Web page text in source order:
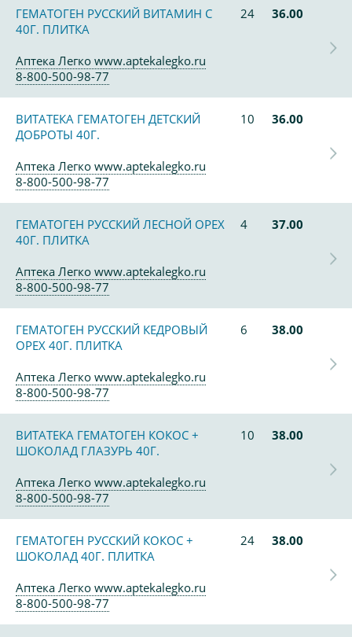
ГЕМАТОГЕН РУССКИЙ ВИТАМИН С
40Г. ПЛИТКА
24 36.00
Аптека Легко www.aptekalegko.ru
8-800-500-98-77
ВИТАТЕКА ГЕМАТОГЕН ДЕТСКИЙ
ДОБРОТЫ 40Г.
10 36.00
Аптека Легко www.aptekalegko.ru
8-800-500-98-77
ГЕМАТОГЕН РУССКИЙ ЛЕСНОЙ ОРЕХ
40Г. ПЛИТКА
4 37.00
Аптека Легко www.aptekalegko.ru
8-800-500-98-77
ГЕМАТОГЕН РУССКИЙ КЕДРОВЫЙ
ОРЕХ 40Г. ПЛИТКА
6 38.00
Аптека Легко www.aptekalegko.ru
8-800-500-98-77
ВИТАТЕКА ГЕМАТОГЕН КОКОС +
ШОКОЛАД ГЛАЗУРЬ 40Г.
10 38.00
Аптека Легко www.aptekalegko.ru
8-800-500-98-77
ГЕМАТОГЕН РУССКИЙ КОКОС +
ШОКОЛАД 40Г. ПЛИТКА
24 38.00
Аптека Легко www.aptekalegko.ru
8-800-500-98-77